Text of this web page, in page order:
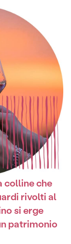
colline che
rivolti al
si erge
patrimonio